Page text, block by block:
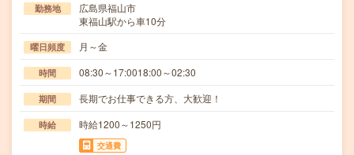
勤務地
広島県福山市
東福山駅から車10分
曜日頻度 月～金
時間 08:30～17:0018:00～02:30
期間 長期でお仕事できる方、大歓迎！
時給 時給1200～1250円
交通費